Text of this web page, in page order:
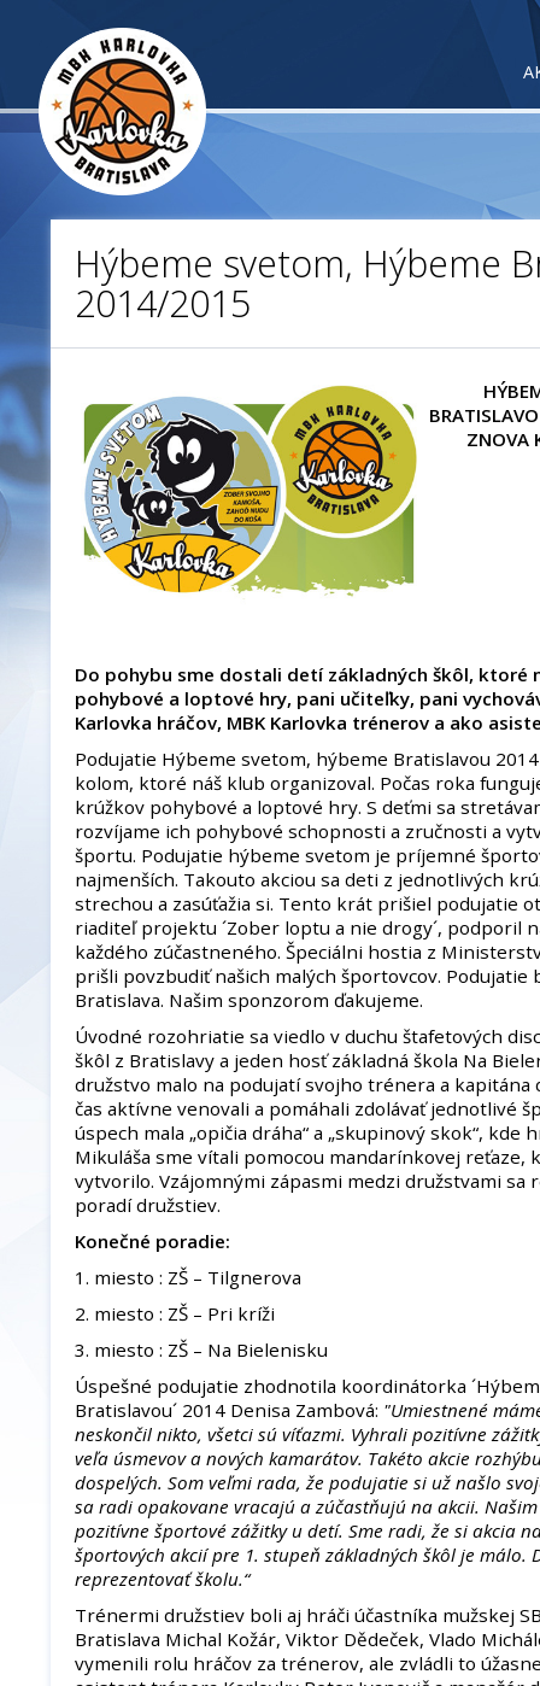
Hýbeme svetom, Hýbeme
2014/2015
ZNOVA
Do pohybu sme dostali detí základných škôl, ktoré
pohybové a loptové hry, pani učiteľky, pani
Karlovka hráčov, MBK Karlovka trénerov a ako
Podujatie Hýbeme svetom, hýbeme Bratislavou
kolom, ktoré náš klub organizoval. Počas roka
krúžkov pohybové a loptové hry. S deťmi sa
rozvíjame ich pohybové schopnosti a zručnosti a
športu. Podujatie hýbeme svetom je príjemné
najmenších. Takouto akciou sa deti z jednotlivých
strechou a zasúťažia si. Tento krát prišiel podujatie
riaditeľ projektu ´Zober loptu a nie drogy´, podporil
každého zúčastneného. Špeciálni hostia z
prišli povzbudiť našich malých športovcov.
Bratislava. Našim sponzorom ďakujeme.
Úvodné rozohriatie sa viedlo v duchu štafetových
škôl z Bratislavy a jeden hosť základná škola Na
družstvo malo na podujatí svojho trénera a kapitána
čas aktívne venovali a pomáhali zdolávať jednotlivé
úspech mala „opičia dráha“ a „skupinový skok“, kde
Mikuláša sme vítali pomocou mandarínkovej reťaze,
vytvorilo. Vzájomnými zápasmi medzi družstvami sa
poradí družstiev.
Konečné poradie:
1. miesto : ZŠ – Tilgnerova
2. miesto : ZŠ – Pri kríži
3. miesto : ZŠ – Na Bielenisku
Úspešné podujatie zhodnotila koordinátorka
Bratislavou´ 2014 Denisa Zambová: "Umiestnené
neskončil nikto, všetci sú víťazmi. Vyhrali pozitívne
veľa úsmevov a nových kamarátov. Takéto akcie
dospelých. Som veľmi rada, že podujatie si už našlo
sa radi opakovane vracajú a zúčastňujú na akcii.
pozitívne športové zážitky u detí. Sme radi, že si akcia
športových akcií pre 1. stupeň základných škôl je málo.
reprezentovať školu.“
Trénermi družstiev boli aj hráči účastníka mužskej
Bratislava Michal Kožár, Viktor Dědeček, Vlado
vymenili rolu hráčov za trénerov, ale zvládli to